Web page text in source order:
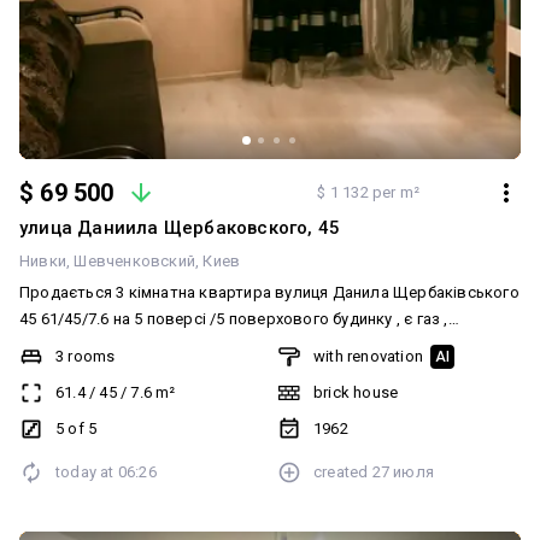
$ 69 500 $ 1 132 per m²
улица Даниила Щербаковского, 45
Нивки Шевченковский Киев
Продається 3 кімнатна квартира вулиця Данила Щербаківського
45 61/45/7.6 на 5 поверсі /5 поверхового будинку , є газ ,
розвинена інфраструктура, базар, аптека , магазини , рядом парк
, вікна виходять у двір та на вулицю Щербаківського
3 rooms
61.4/45/7.6m²
5 of 5
with renovation AI
brick house
1962
today at 06:26 created 27 июля